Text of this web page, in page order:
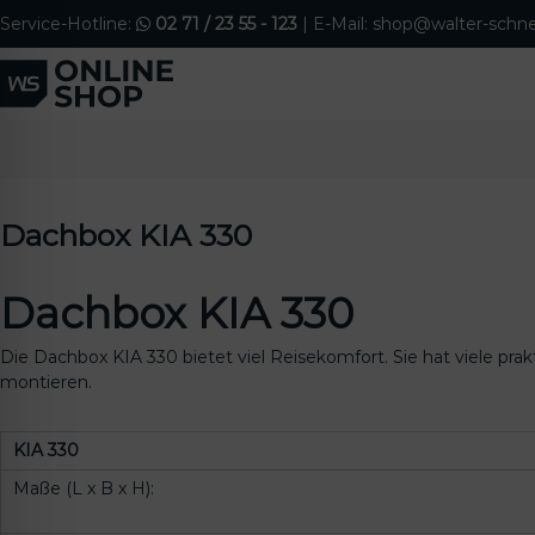
k
i
p
t
Service-Hotline: 02 71 / 23 55 - 123 | E-Mail: shop@walter-
Dachbox KIA 330
Dachbox KIA 330
Die Dachbox KIA 330 bietet viel Reisekomfort. Sie hat viele
montieren.
KIA 330
Maße (L x B x H):
Modus